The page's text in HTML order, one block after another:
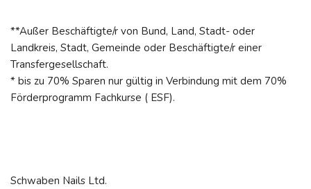
**Außer Beschäftigte/r von Bund, Land, Stadt- oder
Landkreis, Stadt, Gemeinde oder Beschäftigte/r einer
Transfergesellschaft.
* bis zu 70% Sparen nur gültig in Verbindung mit dem 70%
Förderprogramm Fachkurse ( ESF).
Schwaben Nails Ltd.